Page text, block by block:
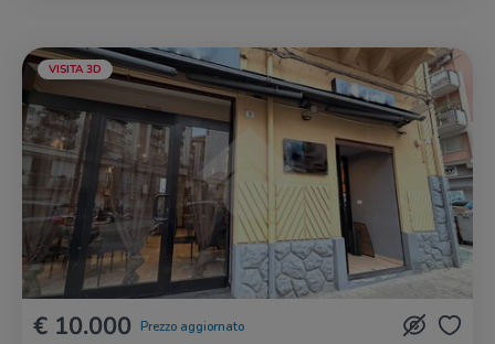
VISITA 3D
€ 10.000 Prezzo aggiornato